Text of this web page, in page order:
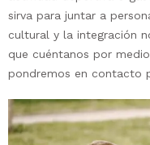
sirva para juntar a
cultural y la integración
que cuéntanos por
pondremos en contacto